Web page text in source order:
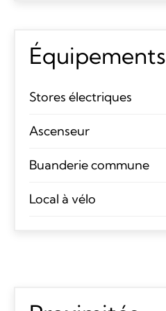
Équipements
Stores électriques
Ascenseur
Buanderie commune
Local à vélo